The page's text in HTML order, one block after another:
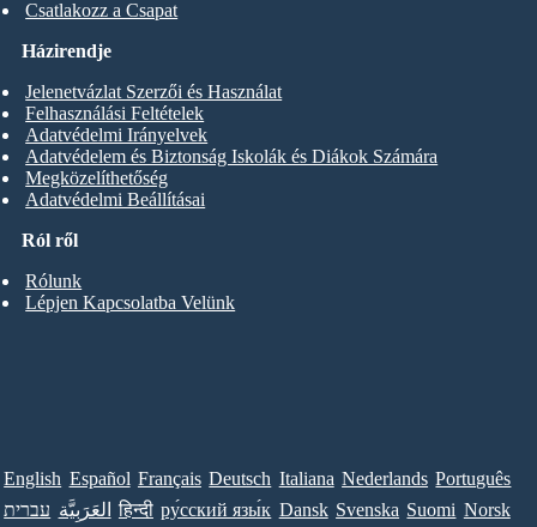
Csatlakozz a Csapat
Ról ről
Rólunk
Lépjen Kapcsolatba Velünk
Házirendje
Jelenetvázlat Szerzői és Használat
Felhasználási Feltételek
Adatvédelmi Irányelvek
Adatvédelem és Biztonság Iskolák és Diákok Számára
Megközelíthetőség
Adatvédelmi Beállításai
English Español Français Deutsch Italiana Nederlands Português
עברית العَرَبِيَّة हिन्दी ру́сский язы́к Dansk Svenska Suomi Norsk